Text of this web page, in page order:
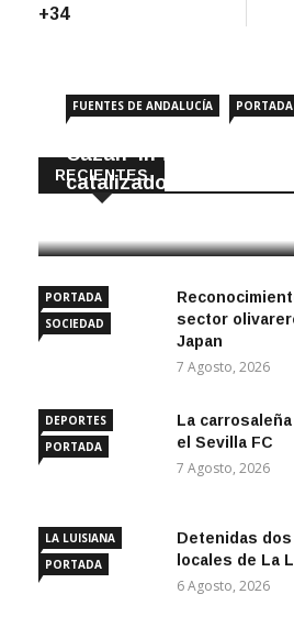
+34
RECIENTES
FUENTES DE ANDALUCÍA PORTADA
Cazan ‘in fraganti’ a
catalizadores
PORTADA
SOCIEDAD
sector
Japan
7 Agosto, 2026
DEPORTES
PORTADA
La
el Sevilla FC
7 Agosto, 2026
LA LUISIANA
PORTADA
Detenidas
locales de La
6 Agosto, 2026